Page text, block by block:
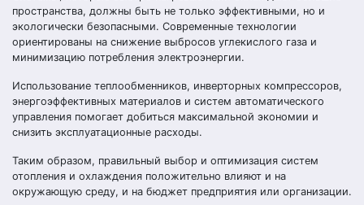
пространства, должны быть не только эффективными, но и
экологически безопасными. Современные технологии
ориентированы на снижение выбросов углекислого газа и
минимизацию потребления электроэнергии.
Использование теплообменников, инверторных компрессоров,
энергоэффективных материалов и систем автоматического
управления помогает добиться максимальной экономии и
снизить эксплуатационные расходы.
Таким образом, правильный выбор и оптимизация систем
отопления и охлаждения положительно влияют и на
окружающую среду, и на бюджет предприятия или организации.